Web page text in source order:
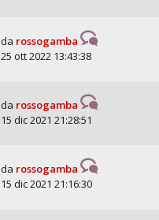
da rossogamba
25 ott 2022 13:43:38
da rossogamba
15 dic 2021 21:28:51
da rossogamba
15 dic 2021 21:16:30